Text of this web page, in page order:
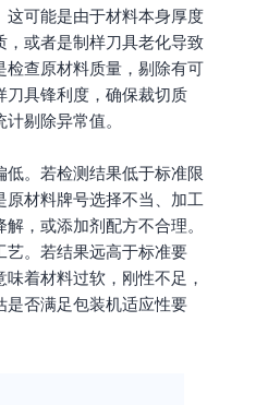
这可能是由于材料本身厚度
，或者是制样刀具老化导致
检查原材料质量，剔除有可
刀具锋利度，确保裁切质
剔除异常值。
低。若检测结果低于标准限
材料牌号选择不当、加工
，或添加剂配方不合理。
艺。若结果远高于标准要
着材料过软，刚性不足，
是否满足包装机适应性要